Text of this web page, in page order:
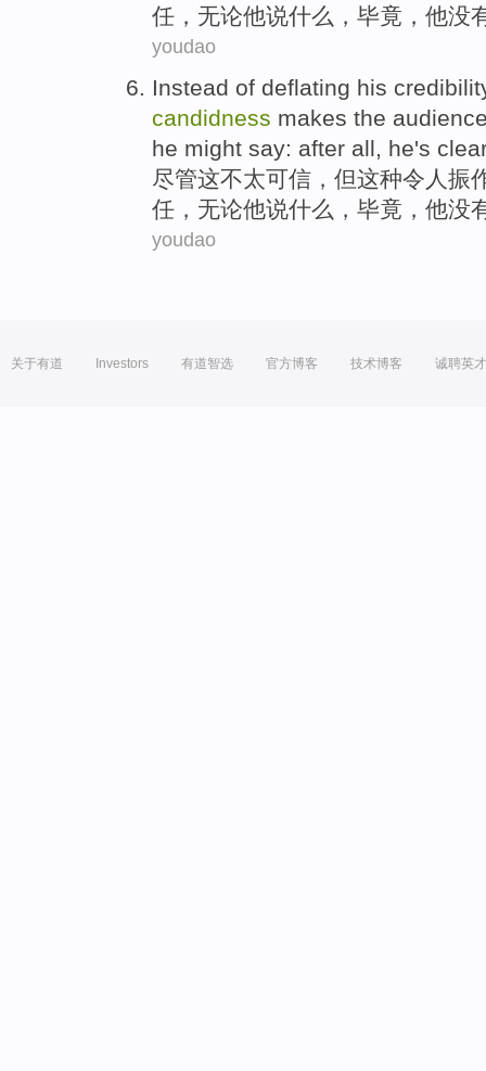
任 ， 无论他说什么， 毕竟 ，他没
youdao
Instead of deflating his
candidness makes the
he might say: after all, he's
尽管这不太可信 ，但这种令人 振
任 ， 无论他说什么， 毕竟 ，他没
youdao
关于有道 Investors 有道智选 官方博客 技术博客 诚聘英才